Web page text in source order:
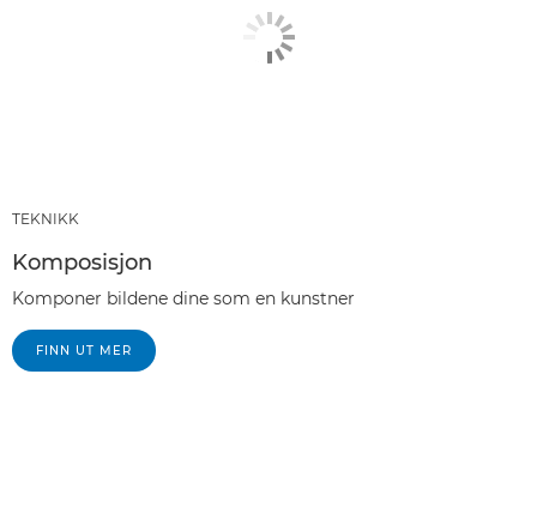
TEKNIKK
Komposisjon
Komponer bildene dine som en kunstner
FINN UT MER